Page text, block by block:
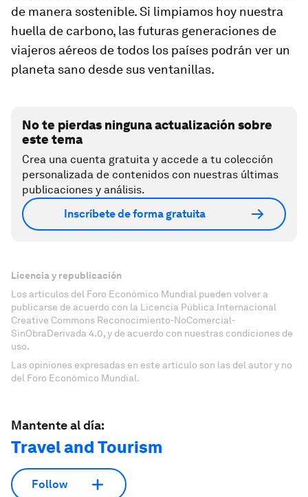
de manera sostenible. Si limpiamos hoy nuestra
huella de carbono, las futuras generaciones de
viajeros aéreos de todos los países podrán ver un
planeta sano desde sus ventanillas.
No te pierdas ninguna actualización sobre
este tema
Crea una cuenta gratuita y accede a tu colección
personalizada de contenidos con nuestras últimas
publicaciones y análisis.
Inscríbete de forma gratuita
Licencia y republicación
Los artículos del Foro Económico Mundial pueden volver a
publicarse de acuerdo con la Licencia Pública Internacional
Creative Commons Reconocimiento-NoComercial-
SinObraDerivada 4.0, y de acuerdo con nuestras condiciones de
uso.
Las opiniones expresadas en este artículo son las del autor y no
del Foro Económico Mundial.
Mantente al día:
Travel and Tourism
Follow